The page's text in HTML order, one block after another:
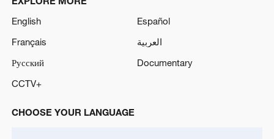
English
Español
Français
العربية
Русский
Documentary
CCTV+
CHOOSE YOUR LANGUAGE